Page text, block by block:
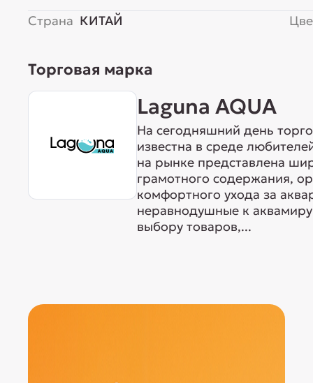
Страна КИТАЙ
Торговая марка
Laguna AQUA
На сегодняшний день
известна в среде
на рынке представлена
грамотного содержания,
комфортного ухода за
неравнодушные к
выбору товаров,...